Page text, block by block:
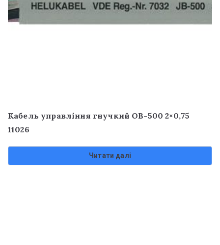
Кабель управління гнучкий OB-500 2×0,75
11026
Читати далі